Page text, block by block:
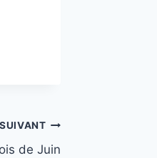
SUIVANT
de Juin